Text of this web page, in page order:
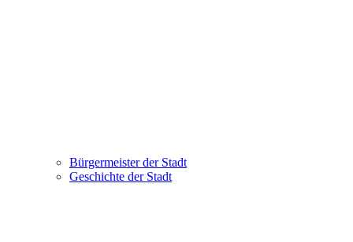
Bürgermeister der Stadt
Geschichte der Stadt